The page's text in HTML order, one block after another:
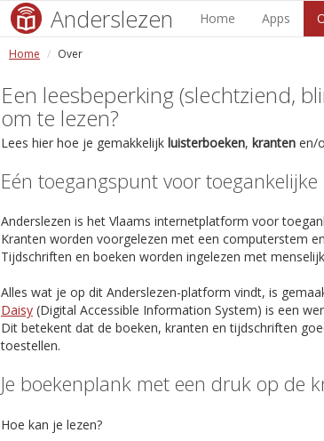
Anderslezen Home Apps
Home Over
Een leesbeperking (slechtziend,
om te lezen?
Lees hier hoe je gemakkelijk luisterboeken, kranten en/
Eén toegangspunt voor
Anderslezen is het Vlaams internetplatform voor
Kranten worden voorgelezen met een computerstem
Tijdschriften en boeken worden ingelezen met
Alles wat je op dit Anderslezen-platform vindt, is
Daisy (Digital Accessible Information System) is een
Dit betekent dat de boeken, kranten en tijdschriften
toestellen.
Je boekenplank met een druk op de
Hoe kan je lezen?